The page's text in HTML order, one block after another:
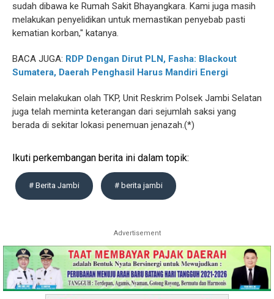
sudah dibawa ke Rumah Sakit Bhayangkara. Kami juga masih
melakukan penyelidikan untuk memastikan penyebab pasti
kematian korban," katanya.
BACA JUGA: RDP Dengan Dirut PLN, Fasha: Blackout
Sumatera, Daerah Penghasil Harus Mandiri Energi
Selain melakukan olah TKP, Unit Reskrim Polsek Jambi Selatan
juga telah meminta keterangan dari sejumlah saksi yang
berada di sekitar lokasi penemuan jenazah.(*)
Ikuti perkembangan berita ini dalam topik:
# Berita Jambi # berita jambi
Advertisement